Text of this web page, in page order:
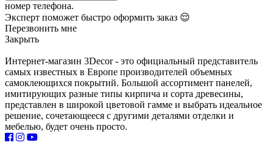
номер телефона.
Эксперт поможет быстро оформить заказ 😌
Перезвонить мне
Закрыть
Интернет-магазин 3Decor - это официальный представитель
самых известных в Европе производителей объемных
самоклеющихся покрытий. Большой ассортимент панелей,
имитирующих разные типы кирпича и сорта древесины,
представлен в широкой цветовой гамме и выбрать идеальное
решение, сочетающееся с другими деталями отделки и
мебелью, будет очень просто.